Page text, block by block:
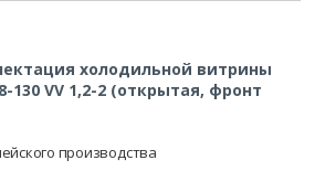
холодильной витрины
130 VV 1,2-2 (открытая, фронт
производства